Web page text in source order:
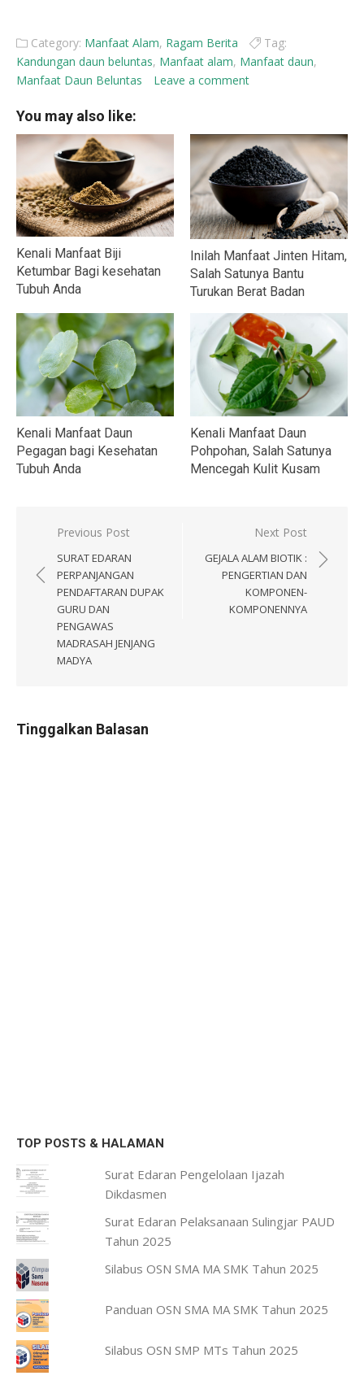
Category: Manfaat Alam, Ragam Berita
Tag:
Kandungan daun beluntas, Manfaat alam, Manfaat daun,
Manfaat Daun Beluntas
Leave a comment
You may also like:
Kenali Manfaat Biji
Ketumbar Bagi kesehatan
Tubuh Anda
Inilah Manfaat Jinten Hitam,
Salah Satunya Bantu
Turukan Berat Badan
Kenali Manfaat Daun
Pegagan bagi Kesehatan
Tubuh Anda
Kenali Manfaat Daun
Pohpohan, Salah Satunya
Mencegah Kulit Kusam
Navigasi
pos
Previous Post
SURAT EDARAN
PERPANJANGAN
PENDAFTARAN DUPAK
GURU DAN
PENGAWAS
MADRASAH JENJANG
MADYA
Next Post
GEJALA ALAM BIOTIK :
PENGERTIAN DAN
KOMPONEN-
KOMPONENNYA
Tinggalkan Balasan
TOP POSTS & HALAMAN
Surat Edaran Pengelolaan Ijazah
Dikdasmen
Surat Edaran Pelaksanaan Sulingjar PAUD
Tahun 2025
Silabus OSN SMA MA SMK Tahun 2025
Panduan OSN SMA MA SMK Tahun 2025
Silabus OSN SMP MTs Tahun 2025